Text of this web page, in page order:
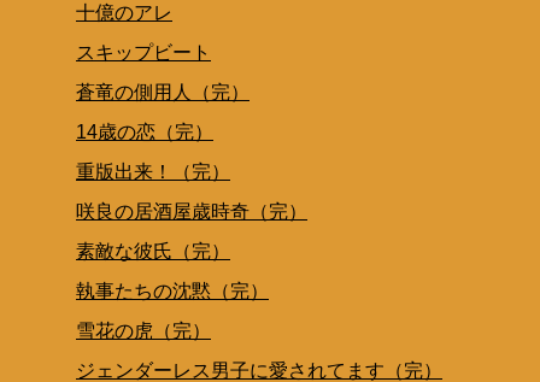
十億のアレ
スキップビート
蒼竜の側用人（完）
14歳の恋（完）
重版出来！（完）
咲良の居酒屋歳時奇（完）
素敵な彼氏（完）
執事たちの沈黙（完）
雪花の虎（完）
ジェンダーレス男子に愛されてます（完）